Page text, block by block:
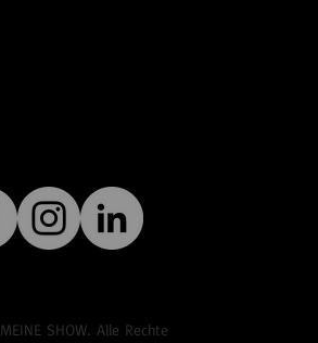
MEINE SHOW. Alle Rechte